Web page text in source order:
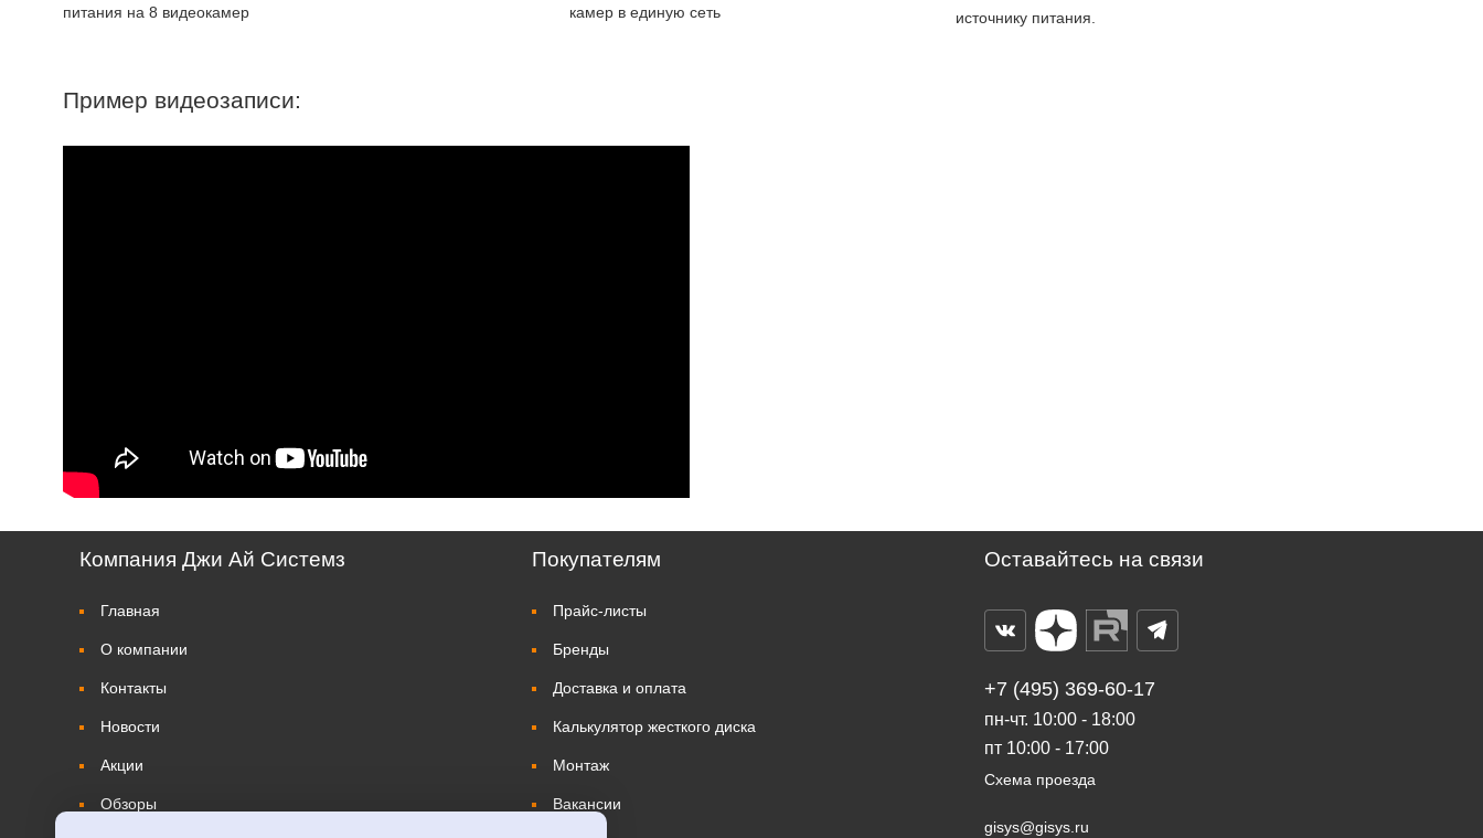
питания на 8 видеокамер
камер в единую сеть
источнику питания.
Пример видеозаписи:
Компания Джи Ай Системз
Главная
О компании
Контакты
Новости
Акции
Обзоры
Покупателям
Прайс-листы
Бренды
Доставка и оплата
Калькулятор жесткого диска
Монтаж
Вакансии
Оставайтесь на связи
+7 (495) 369-60-17
пн-чт. 10:00 - 18:00
пт 10:00 - 17:00
Схема проезда
gisys@gisys.ru